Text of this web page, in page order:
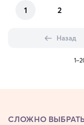
1 2
Назад
СЛОЖНО